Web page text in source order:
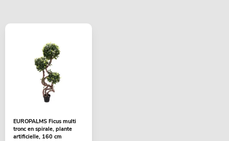
EUROPALMS Ficus multi
tronc en spirale, plante
artificielle, 160 cm